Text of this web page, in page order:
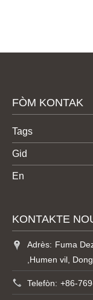
FÒM KONTAK
Tags
Gid
En
KONTAKTE
Adrès: Fuma
,Humen vil,
Telefòn: +86-